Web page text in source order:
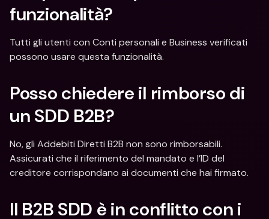
funzionalità?
Tutti gli utenti con Conti personali e Business verificati
possono usare questa funzionalità.
Posso chiedere il rimborso di
un SDD B2B?
No, gli Addebiti Diretti B2B non sono rimborsabili.
Assicurati che il riferimento del mandato e l’ID del
creditore corrispondano ai documenti che hai firmato.
Il B2B SDD è in conflitto con i